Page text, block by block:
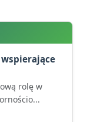
rolę w